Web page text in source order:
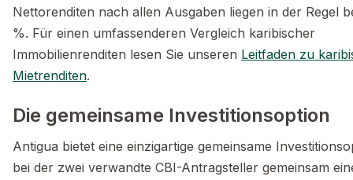
Nettorenditen nach allen Ausgaben liegen in der Regel
%. Für einen umfassenderen Vergleich karibischer
Immobilienrenditen lesen Sie unseren Leitfaden zu
Mietrenditen.
Die gemeinsame Investitionsoption
Antigua bietet eine einzigartige gemeinsame
bei der zwei verwandte CBI-Antragsteller gemeinsam